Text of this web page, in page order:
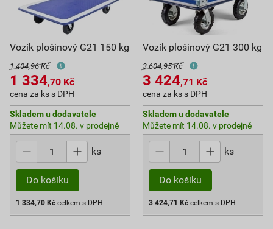
Vozík plošinový G21 150 kg
1 404,96 Kč
1 334,70 Kč
cena za ks s DPH
Skladem u dodavatele
Můžete mít 14.08. v prodejně
ks
Do košíku
1 334,70 Kč celkem s DPH
Vozík plošinový G21 300 kg
3 604,95 Kč
3 424,71 Kč
cena za ks s DPH
Skladem u dodavatele
Můžete mít 14.08. v prodejně
ks
Do košíku
3 424,71 Kč celkem s DPH